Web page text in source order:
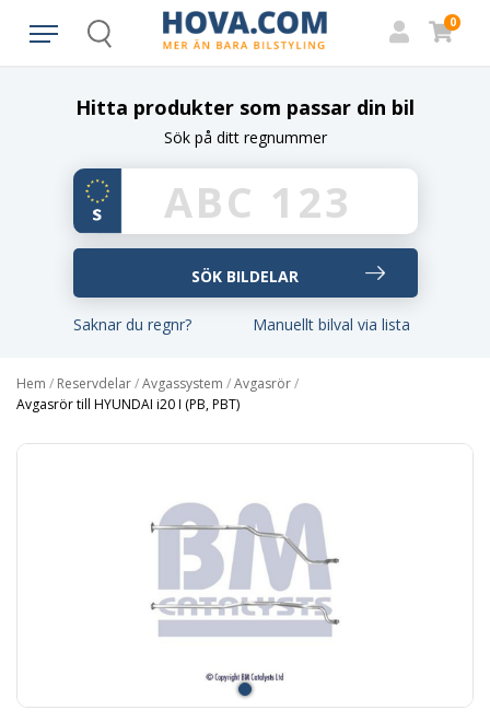
Search
0
Hitta produkter som passar din bil
Sök på ditt regnummer
Saknar du regnr? Manuellt bilval via lista
Hem / Reservdelar/Avgassystem /Avgasrör/
Avgasrör till HYUNDAI i20 I (PB, PBT)